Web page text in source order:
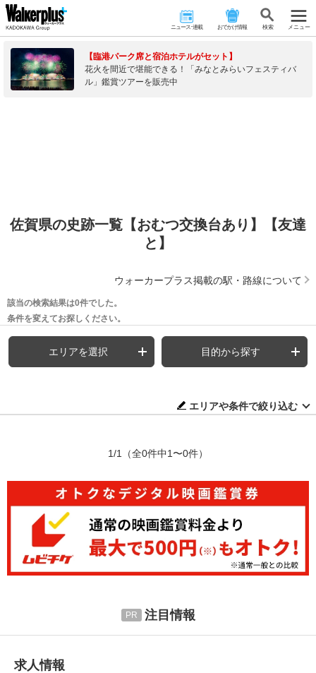
ニュース･連載 おでかけ情報 検 索 メニュー
【臨港パーク席と宿泊ホテルがセット】
花火を間近で堪能できる！「みなとみらいフェスティバ
ル」鑑賞ツアーを販売中
佐賀県の史跡一覧【おむつ交換台あり】【友達
と】
ウォーカープラス掲載の駅・路線について
該当の検索結果は0件でした。
条件を変えてお探しください。
エリアを選択 目的から探す
エリアや条件で絞り込む
1/1 （全0件中1〜0件）
注目情報
求人情報